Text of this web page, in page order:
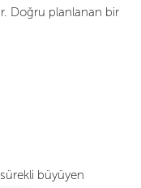
Doğru planlanan bir
büyüyen